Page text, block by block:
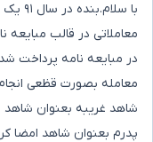
با
معاملاتی در قالب
در مبایعه نامه پرداخت
معامله بصورت قظعی
شاهد غریبه بعنوان شاهد
پدرم بعنوان شاهد امضا